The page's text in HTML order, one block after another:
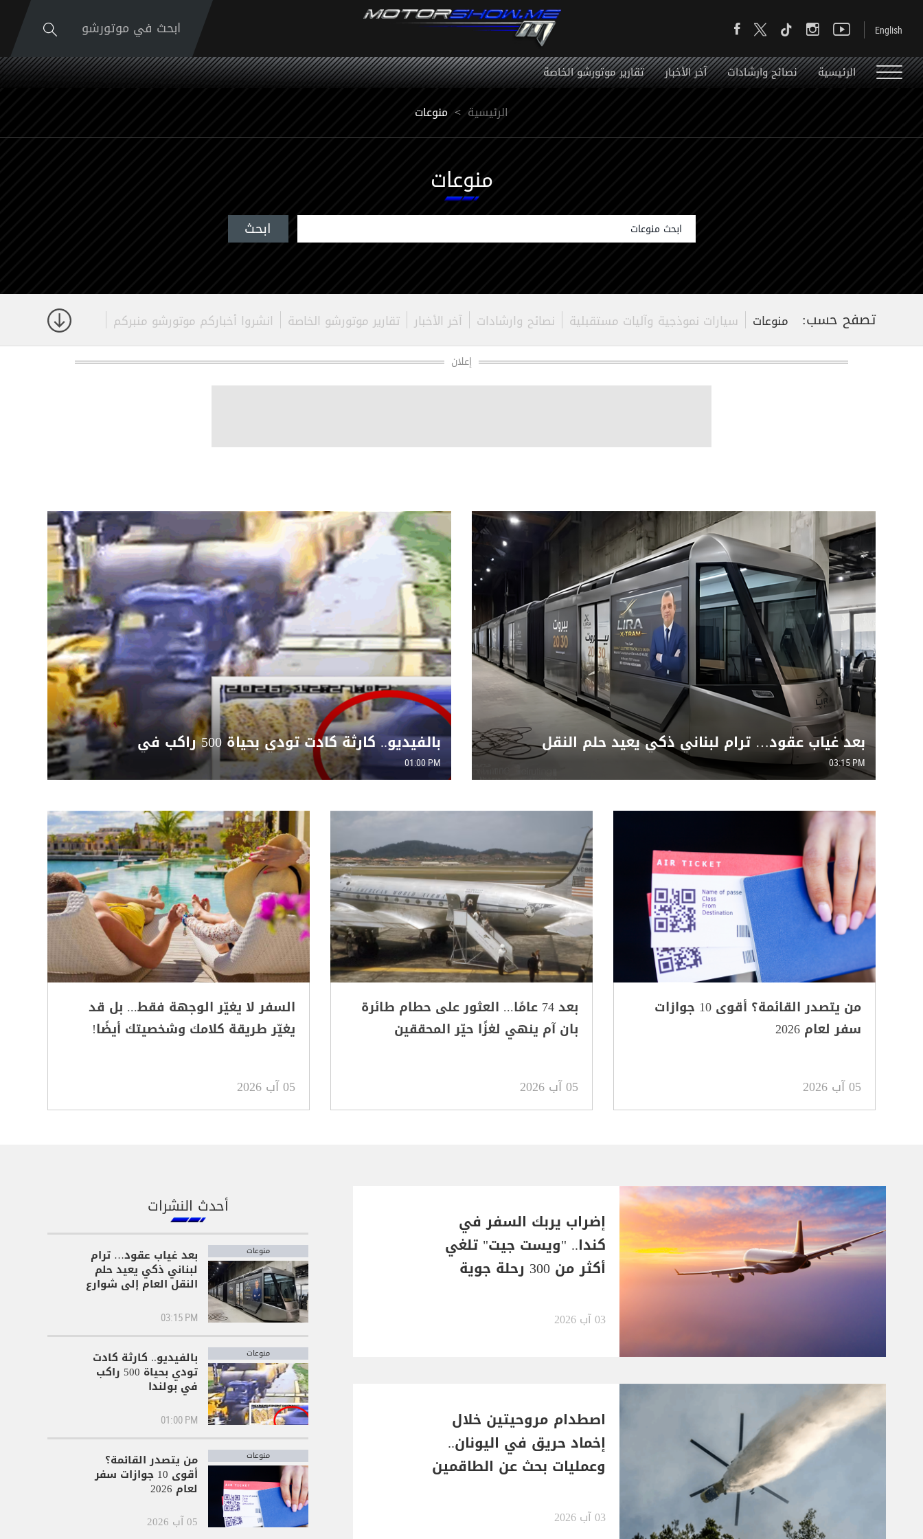
ابحث في موتورشو
الرئيسية نصائح وارشادات آخر الأخبار تقارير موتورشو الخاصة
الرئيسية < منوعات
منوعات
تصفح حسب: منوعات سيارات نموذجية وآليات مستقبلية نصائح وارشادات آخر الأخبار تقارير موتورشو الخاصة
انشروا أخباركم موتورشو منبركم
رأينا بهذه السيارات
قوانين السير والقيادة الآمنة مش مسموح من نحن وجهاً لوجه وردنا الآن
إعلان
بعد غياب عقود… ترام لبناني ذكي يعيد حلم النقل
العام إلى شوارع بيروت!
03:15 PM
بالفيديو.. كارثة كادت تودي بحياة 500 راكب في
بولندا
01:00 PM
من يتصدر القائمة؟ أقوى 10 جوازات
سفر لعام 2026
05 آب 2026
بعد 74 عامًا... العثور على حطام طائرة
بان آم ينهي لغزًا حيّر المحققين
05 آب 2026
السفر لا يغيّر الوجهة فقط... بل قد
يغيّر طريقة كلامك وشخصيتك أيضًا!
05 آب 2026
إضراب يربك السفر في
كندا.. "ويست جيت" تلغي
أكثر من 300 رحلة جوية
03 آب 2026
اصطدام مروحيتين خلال
إخماد حريق في اليونان..
وعمليات بحث عن الطاقمين
03 آب 2026
أحدث النشرات
منوعات بعد غياب عقود… ترام
لبناني ذكي يعيد حلم
النقل العام إلى شوارع
03:15 PM
منوعات بالفيديو.. كارثة كادت
تودي بحياة 500 راكب
في بولندا
01:00 PM
منوعات من يتصدر القائمة؟
أقوى 10 جوازات سفر
لعام 2026
05 آب 2026